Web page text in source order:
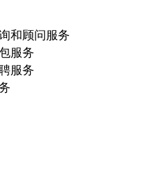
和顾问服务
服务
服务